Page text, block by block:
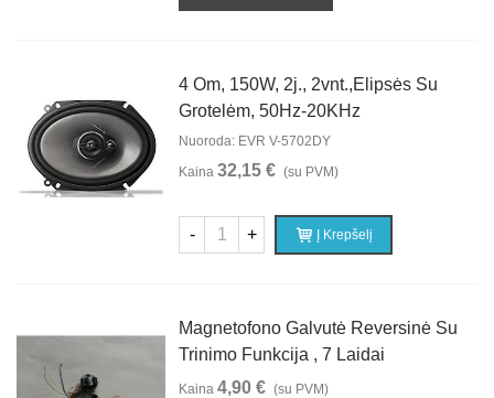
4 Om, 150W, 2j., 2vnt.,elipsės Su
Grotelėm, 50Hz-20KHz
Nuoroda: EVR V-5702DY
Kaina32,15 € (su PVM)
- + Į Krepšelį
Magnetofono Galvutė Reversinė Su
Trinimo Funkcija , 7 Laidai
Kaina4,90 € (su PVM)